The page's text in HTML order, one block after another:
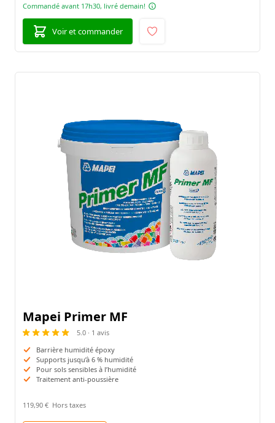
Commandé avant 17h30, livré demain!
Voir et commander
Mapei Primer MF
5.0 · 1 avis
Barrière humidité époxy
Supports jusqu’à 6 % humidité
Pour sols sensibles à l’humidité
Traitement anti-poussière
119,90 €